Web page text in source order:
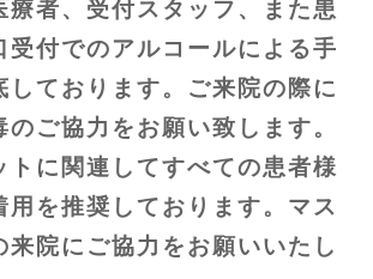
療者、受付スタッフ、また患
受付でのアルコールによる手
しております。ご来院の際に
のご協力をお願い致します。
トに関連してすべての患者様
用を推奨しております。マス
来院にご協力をお願いいたし